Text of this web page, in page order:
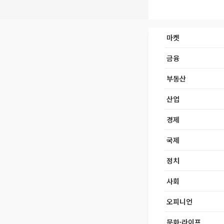
마켓
금융
부동산
산업
경제
국제
정치
사회
오피니언
문화·라이프